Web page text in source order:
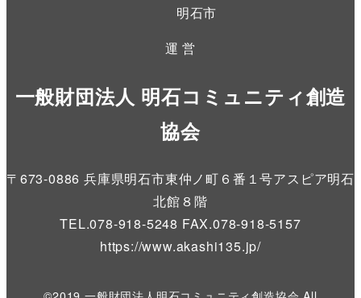
明石市
運 営
一般財団法人 明石コミュニティ創造
協会
〒673-0886 兵庫県明石市東仲ノ町６番１号アスピア明石
北館８階
TEL.078-918-5248 FAX.078-918-5157
https://www.akashi135.jp/